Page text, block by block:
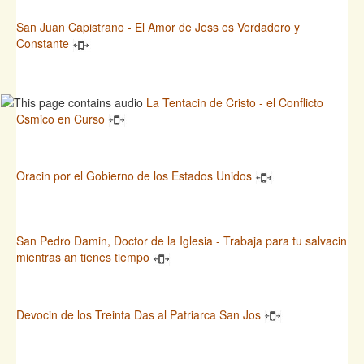
San Juan Capistrano - El Amor de Jess es Verdadero y
Constante
La Tentacin de Cristo - el Conflicto
Csmico en Curso
Oracin por el Gobierno de los Estados Unidos
San Pedro Damin, Doctor de la Iglesia - Trabaja para tu salvacin
mientras an tienes tiempo
Devocin de los Treinta Das al Patriarca San Jos